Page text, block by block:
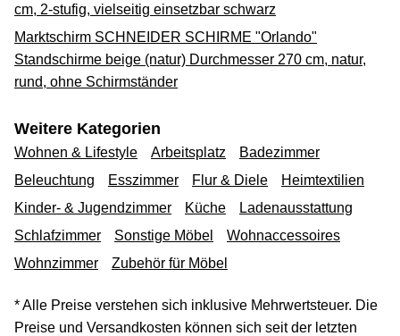
cm, 2-stufig, vielseitig einsetzbar schwarz
Marktschirm SCHNEIDER SCHIRME "Orlando"
Standschirme beige (natur) Durchmesser 270 cm, natur,
rund, ohne Schirmständer
Weitere Kategorien
Wohnen & Lifestyle Arbeitsplatz
Badezimmer
Beleuchtung
Esszimmer Flur & Diele
Heimtextilien
Kinder- & Jugendzimmer
Küche
Ladenausstattung
Schlafzimmer
Sonstige Möbel
Wohnaccessoires
Wohnzimmer
Zubehör für Möbel
* Alle Preise verstehen sich inklusive Mehrwertsteuer. Die
Preise und Versandkosten können sich seit der letzten